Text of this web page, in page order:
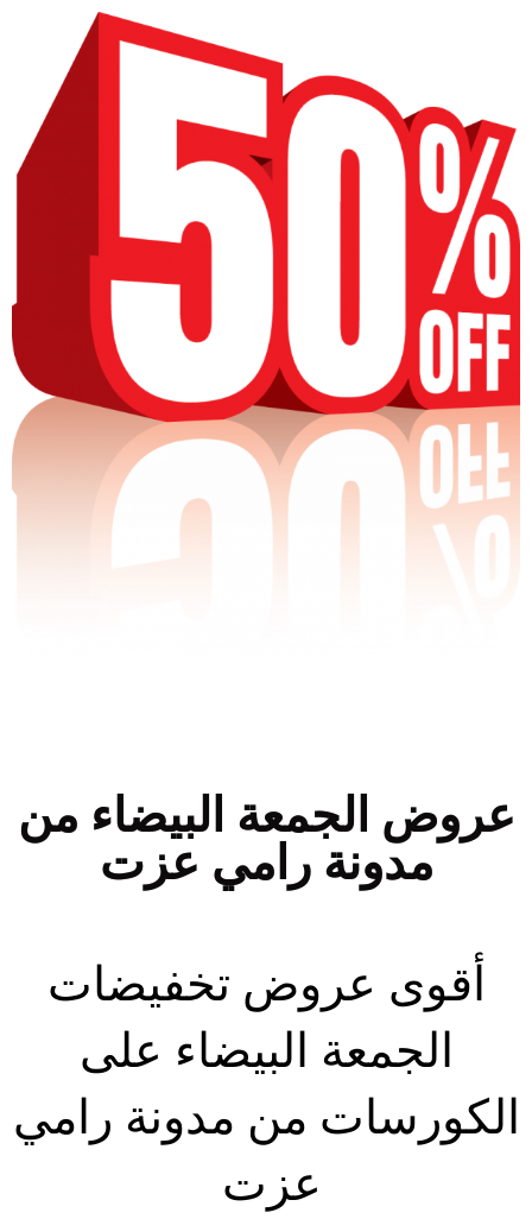
عروض الجمعة البيضاء من
مدونة رامي عزت
أقوى عروض تخفيضات
الجمعة البيضاء على
الكورسات من مدونة رامي
عزت